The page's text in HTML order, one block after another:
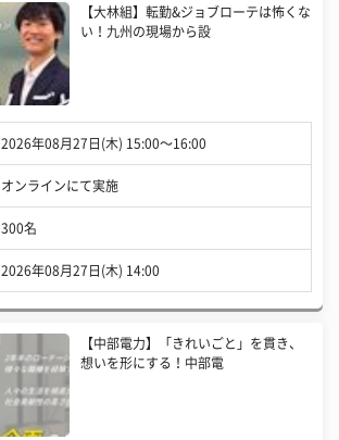
【大林組】転勤&ジョブローテは怖くな
い！九州の現場から設
2026年08月27日(木) 15:00〜16:00
オンラインにて実施
300名
2026年08月27日(木) 14:00
【中部電力】「きれいごと」を貫き、
想いを形にする！中部電